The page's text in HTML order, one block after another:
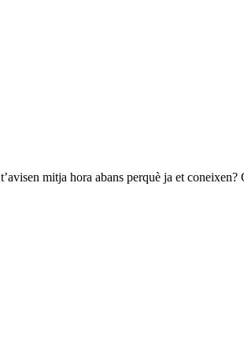
mitja hora abans perquè ja et